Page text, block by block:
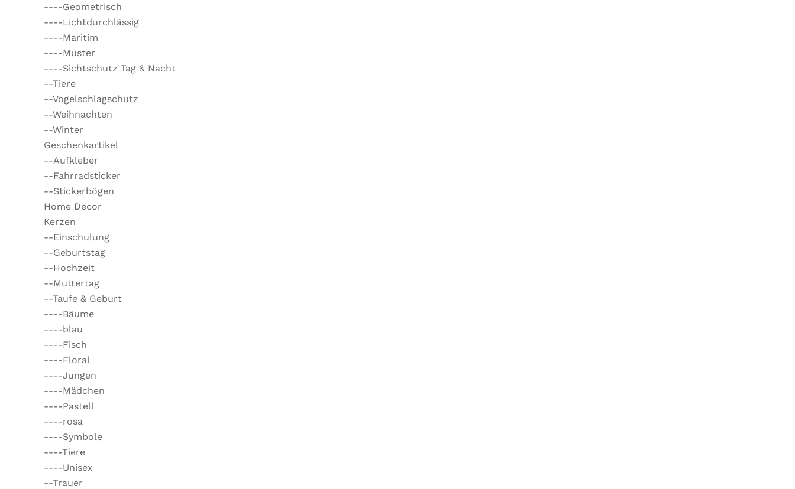
----Geometrisch
----Lichtdurchlässig
----Maritim
----Muster
----Sichtschutz Tag & Nacht
--Tiere
--Vogelschlagschutz
--Weihnachten
--Winter
Geschenkartikel
--Aufkleber
--Fahrradsticker
--Stickerbögen
Home Decor
Kerzen
--Einschulung
--Geburtstag
--Hochzeit
--Muttertag
--Taufe & Geburt
----Bäume
----blau
----Fisch
----Floral
----Jungen
----Mädchen
----Pastell
----rosa
----Symbole
----Tiere
----Unisex
--Trauer